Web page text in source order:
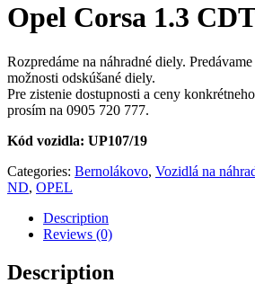
Opel Corsa 1.3
Rozpredáme na náhradné diely.
možnosti odskúšané diely.
Pre zistenie dostupnosti a ceny
prosím na 0905 720 777.
Kód vozidla: UP107/19
Categories: Bernolákovo, Vozidlá na
ND, OPEL
Description
Reviews (0)
Description